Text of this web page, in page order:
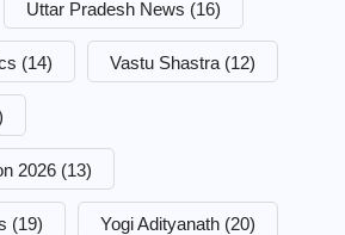
Uttar Pradesh News (16)
(14) Vastu Shastra (12)
2026 (13)
(19) Yogi Adityanath (20)